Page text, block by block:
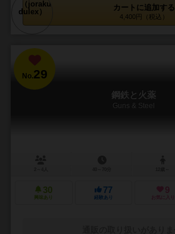
カートに追加する
4,400円（税込）
No.29
鋼鉄と火薬
Guns & Steel
30
興味あり
77
経験あり
9
お気に入り